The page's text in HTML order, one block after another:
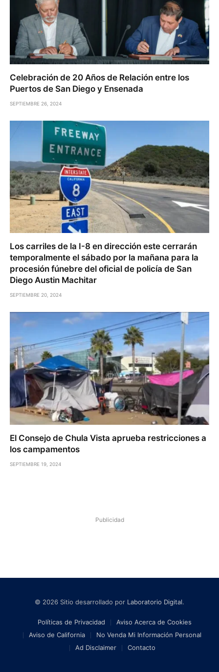
Celebración de 20 Años de Relación entre los
Puertos de San Diego y Ensenada
SEPTIEMBRE 26, 2024
Los carriles de la I-8 en dirección este cerrarán
temporalmente el sábado por la mañana para la
procesión fúnebre del oficial de policía de San
Diego Austin Machitar
SEPTIEMBRE 20, 2024
El Consejo de Chula Vista aprueba restricciones a
los campamentos
SEPTIEMBRE 19, 2024
Publicidad
© 2026 Sitio desarrollado por Laboratorio Digital.
Políticas de Privacidad
Aviso Acerca de Cookies
Aviso de California
No Venda Mi Información Personal
Ad Disclaimer
Contacto